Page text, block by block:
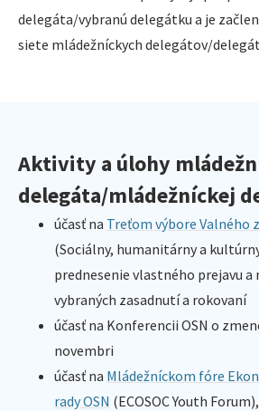
delegáta/vybranú delegátku a je
siete mládežníckych delegátov/
Aktivity a úlohy
delegáta/mládežníckej
účasť na Treťom výbore Valného
(Sociálny, humanitárny a
prednesenie vlastného prejavu a
vybraných zasadnutí a rokovaní
účasť na Konferencii OSN o
novembri
účasť na Mládežníckom fóre
rady OSN (ECOSOC Youth